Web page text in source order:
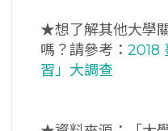
★想了解其他大學
嗎？請參考： 2018
習」大調查